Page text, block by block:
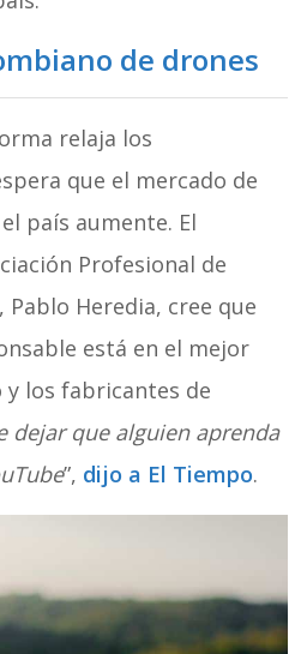
de drones
relaja los
que el mercado de
país aumente. El
Profesional de
Pablo Heredia, cree que
está en el mejor
los fabricantes de
dejar que alguien aprenda
”, dijo a El Tiempo.